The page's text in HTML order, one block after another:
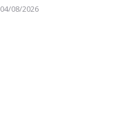
Posted
04/08/2026